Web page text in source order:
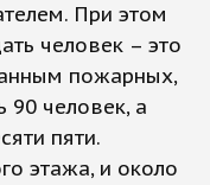
При этом
человек – это
пожарных,
90 человек, а
пяти.
этажа, и около